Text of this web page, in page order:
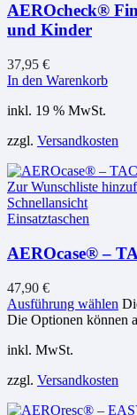
AEROcheck®
und Kinder
37,95 €
In den Warenkorb
inkl. 19 % MwSt.
zzgl. Versandkosten
Zur Wunschliste
Schnellansicht
Einsatztaschen
AEROcase® –
47,90 €
Ausführung wählen
Die Optionen können
inkl. MwSt.
zzgl. Versandkosten